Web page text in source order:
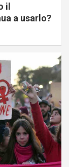
il
a usarlo?